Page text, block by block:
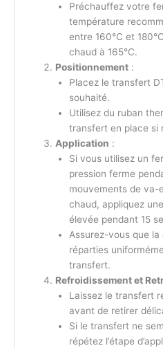
Préchauffez votre
température
entre 160°C et
chaud à 165°C.
Positionnement:
Placez le transfert
souhaité.
Utilisez du ruban
transfert en place si
Application :
Si vous utilisez un
pression ferme
mouvements de va-
chaud, appliquez
élevée pendant 15
Assurez-vous que
réparties
transfert.
Refroidissement et
Laissez le transfert
avant de retirer
Si le transfert ne
répétez l’étape